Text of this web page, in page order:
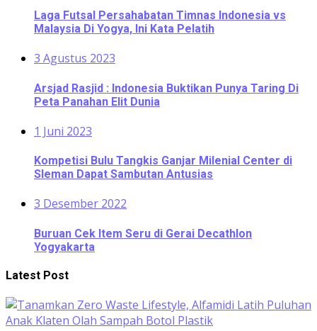
Laga Futsal Persahabatan Timnas Indonesia vs
Malaysia Di Yogya, Ini Kata Pelatih
3 Agustus 2023
Arsjad Rasjid : Indonesia Buktikan Punya Taring Di
Peta Panahan Elit Dunia
1 Juni 2023
Kompetisi Bulu Tangkis Ganjar Milenial Center di
Sleman Dapat Sambutan Antusias
3 Desember 2022
Buruan Cek Item Seru di Gerai Decathlon
Yogyakarta
Latest Post